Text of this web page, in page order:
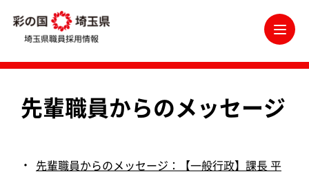
埼玉県職員採用情報
先輩職員からのメッセージ
先輩職員からのメッセージ：【一般行政】課長 平